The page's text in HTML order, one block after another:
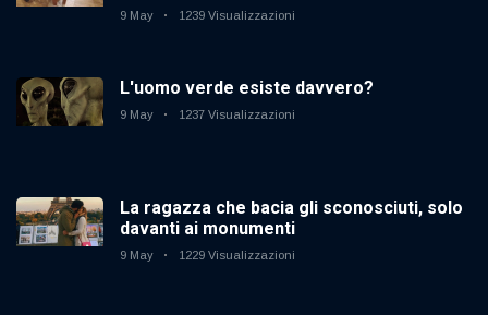
9 May 1239 Visualizzazioni
L'uomo verde esiste davvero?
9 May 1237 Visualizzazioni
La ragazza che bacia gli sconosciuti, solo
davanti ai monumenti
9 May 1229 Visualizzazioni